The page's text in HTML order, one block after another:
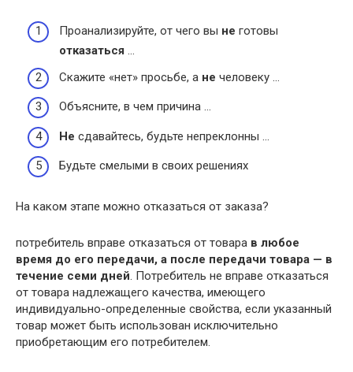
Проанализируйте, от чего вы не готовы
отказаться …
Скажите «нет» просьбе, а не человеку …
Объясните, в чем причина …
Не сдавайтесь, будьте непреклонны …
Будьте смелыми в своих решениях
На каком этапе можно отказаться от заказа?
потребитель вправе отказаться от товара в любое
время до его передачи, а после передачи товара — в
течение семи дней. Потребитель не вправе отказаться
от товара надлежащего качества, имеющего
индивидуально-определенные свойства, если указанный
товар может быть использован исключительно
приобретающим его потребителем.